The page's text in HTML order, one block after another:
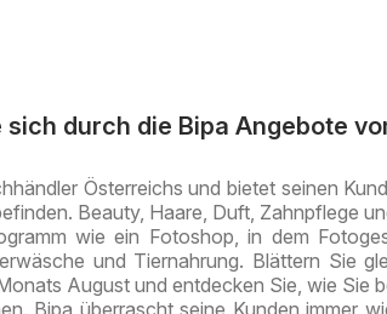
sich durch die Bipa Angebote
Österreichs und bietet seinen
Beauty, Haare, Duft, Zahnpflege
wie ein Fotoshop, in dem
und Tiernahrung. Blättern Sie
August und entdecken Sie, wie Sie
Bipa überrascht seine Kunden immer